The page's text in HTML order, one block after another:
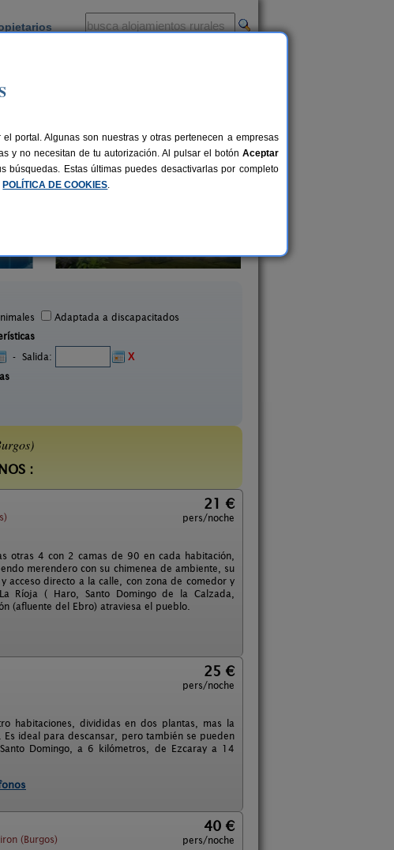
Adaptada a discapacitados
- Salida:
X
:
21 €
pers/noche
otras 4 con 2 camas de 90 en cada habitación,
merendero con su chimenea de ambiente, su
acceso directo a la calle, con zona de comedor y
Ríoja ( Haro, Santo Domingo de la Calzada,
(afluente del Ebro) atraviesa el pueblo.
25 €
pers/noche
habitaciones, divididas en dos plantas, mas la
ideal para descansar, pero también se pueden
Domingo, a 6 kilómetros, de Ezcaray a 14
(Burgos)
40 €
pers/noche
portal. Algunas son nuestras y otras pertenecen a empresas
y no necesitan de tu autorización. Al pulsar el botón Aceptar
Estas últimas puedes desactivarlas por completo
POLÍTICA DE COOKIES.